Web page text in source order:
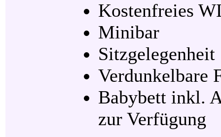
Kostenfreies
Minibar
Sitzgelegenheit
Verdunkelbare
Babybett inkl.
zur Verfügung